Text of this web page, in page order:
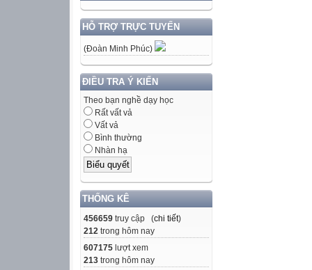
HỖ TRỢ TRỰC TUYẾN
(Đoàn Minh Phúc)
ĐIỀU TRA Ý KIẾN
Theo bạn nghề dạy học
Rất vất vả
Vất vả
Bình thường
Nhàn hạ
THỐNG KÊ
456659 truy cập (chi tiết)
212 trong hôm nay
607175 lượt xem
213 trong hôm nay